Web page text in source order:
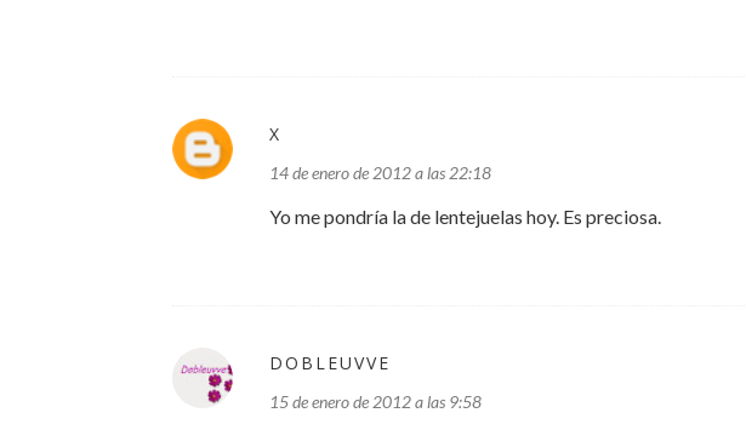
X
14 de enero de 2012 a las 22:18
Yo me pondría la de lentejuelas hoy. Es preciosa.
DOBLEUVVE
15 de enero de 2012 a las 9:58